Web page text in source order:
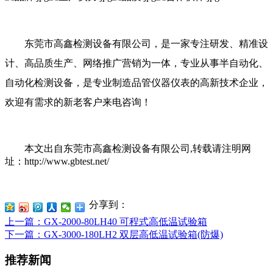
东莞市高鑫检测设备有限公司，是一家专注研发、精准设
计、高品质生产、网络推广营销为一体，专业从事半自动化、
自动化检测设备，是专业制造品管仪器仪表的高新技术企业，
欢迎有需求的新老客户来电咨询 ！
本文出自东莞市高鑫检测设备有限公司 ,转载请注明网
址：http://www.gbtest.net/
分享到：
上一篇 ：GX-2000-80LH40 可程式高低温试验箱
下一篇 ：GX-3000-180LH2 双层高低温试验箱(防爆)
推荐新闻